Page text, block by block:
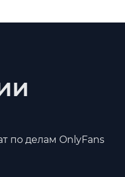
по делам OnlyFans